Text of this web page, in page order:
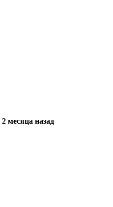
2 месяца назад